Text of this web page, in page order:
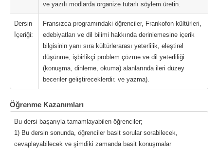
ve yazılı modlarda organize tutarlı söylem üretin.
Dersin
İçeriği:
Fransızca programındaki öğrenciler, Frankofon kültürleri,
edebiyatları ve dil bilimi hakkında derinlemesine içerik
bilgisinin yanı sıra kültürlerarası yeterlilik, eleştirel
düşünme, işbirlikçi problem çözme ve dil yeterliliği
(konuşma, dinleme, okuma) alanlarında ileri düzey
beceriler geliştireceklerdir. ve yazma).
Öğrenme Kazanımları
Bu dersi başarıyla tamamlayabilen öğrenciler;
1) Bu dersin sonunda, öğrenciler basit sorular sorabilecek,
cevaplayabilecek ve şimdiki zamanda basit konuşmalar